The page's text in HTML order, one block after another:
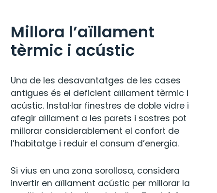
Millora l’aïllament
tèrmic i acústic
Una de les desavantatges de les cases
antigues és el deficient aïllament tèrmic i
acústic. Instal·lar finestres de doble vidre i
afegir aïllament a les parets i sostres pot
millorar considerablement el confort de
l’habitatge i reduir el consum d’energia.
Si vius en una zona sorollosa, considera
invertir en aïllament acústic per millorar la